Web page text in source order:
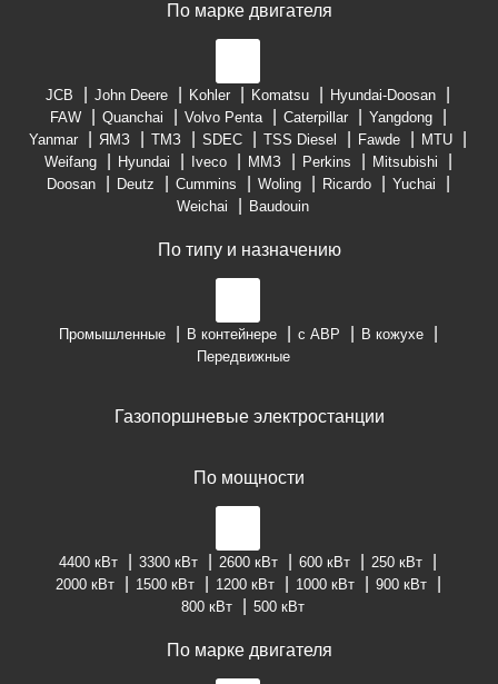
По марке двигателя
JCB John Deere Kohler Komatsu
Hyundai-Doosan
FAW
Quanchai Volvo Penta Caterpillar
Yangdong
Yanmar
ЯМЗ ТМЗ SDEC TSS Diesel Fawde
MTU
Weifang
Hyundai Iveco ММЗ Perkins
Mitsubishi
Doosan
Deutz Cummins Woling Ricardo
Yuchai
Weichai
Baudouin
По типу и назначению
Промышленные В контейнере с АВР
В кожухе
Передвижные
Газопоршневые электростанции
По мощности
4400 кВт 3300 кВт 2600 кВт 600 кВт
250 кВт
2000 кВт
1500 кВт 1200 кВт 1000 кВт
900 кВт
800 кВт
500 кВт
По марке двигателя